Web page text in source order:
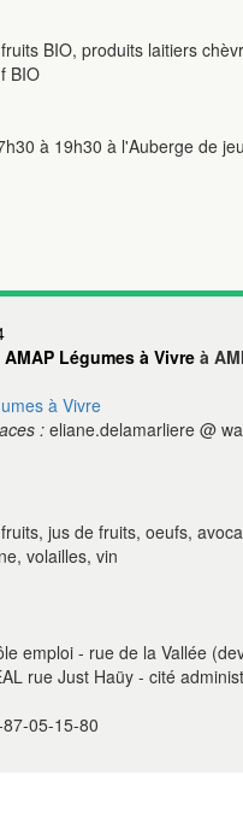
BIO, produits laitiers
BIO
à 19h30 à l'Auberge de
AMAP Légumes à Vivreà
à Vivre
: eliane.delamarliere @
jus de fruits, oeufs,
volailles, vin
emploi - rue de la Vallée
rue Just Haüy - cité
05-15-80